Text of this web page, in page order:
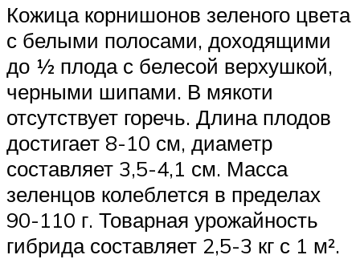
Кожица корнишонов зеленого цвета
с белыми полосами, доходящими
до ½ плода с белесой верхушкой,
черными шипами. В мякоти
отсутствует горечь. Длина плодов
достигает 8-10 см, диаметр
составляет 3,5-4,1 см. Масса
зеленцов колеблется в пределах
90-110 г. Товарная урожайность
гибрида составляет 2,5-3 кг с 1 м².